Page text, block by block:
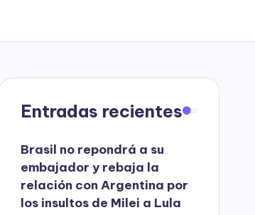
Entradas recientes
Brasil no repondrá a su
embajador y rebaja la
relación con Argentina por
los insultos de Milei a Lula